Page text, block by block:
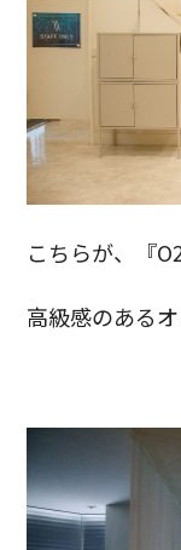
こちらが、『
高級感のある